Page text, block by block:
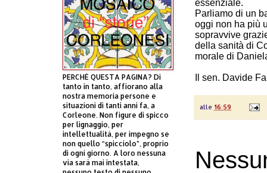
essenziale.
Parliamo di un
oggi non ha più
sopravvive
della sanità di
morale di
Il sen. Davide
alle 16:59
PERCHÈ QUESTA PAGINA? Di
tanto in tanto, affiorano alla
nostra memoria persone e
situazioni di tanti anni fa, a
Corleone. Non figure di spicco
per lignaggio, per
intellettualità, per impegno se
non quello “spicciolo”, proprio
di ogni giorno. A loro nessuna
via sarà mai intestata,